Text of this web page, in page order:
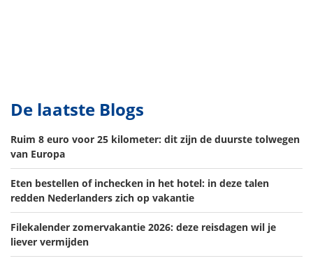
De laatste Blogs
Ruim 8 euro voor 25 kilometer: dit zijn de duurste tolwegen
van Europa
Eten bestellen of inchecken in het hotel: in deze talen
redden Nederlanders zich op vakantie
Filekalender zomervakantie 2026: deze reisdagen wil je
liever vermijden